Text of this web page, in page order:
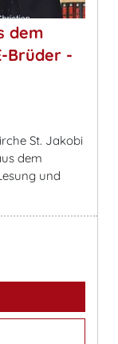
dem
Brüder -
St. Jakobi
dem
und